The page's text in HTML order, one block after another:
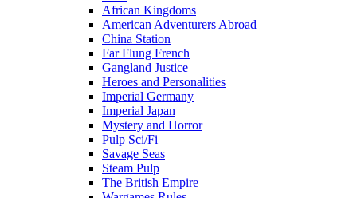
African Kingdoms
American Adventurers Abroad
China Station
Far Flung French
Gangland Justice
Heroes and Personalities
Imperial Germany
Imperial Japan
Mystery and Horror
Pulp Sci/Fi
Savage Seas
Steam Pulp
The British Empire